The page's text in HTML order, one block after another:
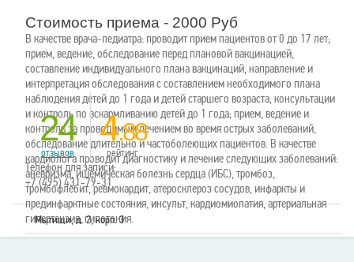
Стоимость приема - 2000 Руб
В качестве врача-педиатра: проводит прием пациентов от 0 до 17 лет;
прием, ведение, обследование перед плановой вакцинацией,
составление индивидуального плана вакцинаций, направление и
интерпретация обследования с составлением необходимого плана
наблюдения детей до 1 года и детей старшего возраста, консультации
и контроль по вскармливанию детей до 1 года; прием, ведение и
контроль за проводимым лечением во время острых заболеваний,
обследование длительно и частоболеющих пациентов. В качестве
кардиолога проводит диагностику и лечение следующих заболеваний:
аневризма, ишемическая болезнь сердца (ИБС), тромбоз,
тромбофлебит, ревмокардит, атеросклероз сосудов, инфаркты и
прединфарктные состояния, инсульт, кардиомиопатия, артериальная
гипертензия, гипотония.
24
отзывов
4.88
рейтинг
Телефон для записи:
+7 (495) 431-79-31
Мытищи, д. 2, корп. 3